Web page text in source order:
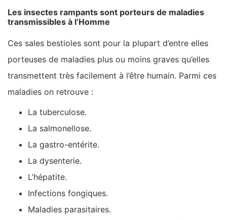
Les insectes rampants sont porteurs de maladies
transmissibles à l’Homme
Ces sales bestioles sont pour la plupart d’entre elles
porteuses de maladies plus ou moins graves qu’elles
transmettent très facilement à l’être humain. Parmi ces
maladies on retrouve :
La tuberculose.
La salmonellose.
La gastro-entérite.
La dysenterie.
L’hépatite.
Infections fongiques.
Maladies parasitaires.